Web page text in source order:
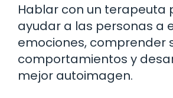
Hablar con un terapeuta
ayudar a las personas a
emociones, comprender
comportamientos y
mejor autoimagen.